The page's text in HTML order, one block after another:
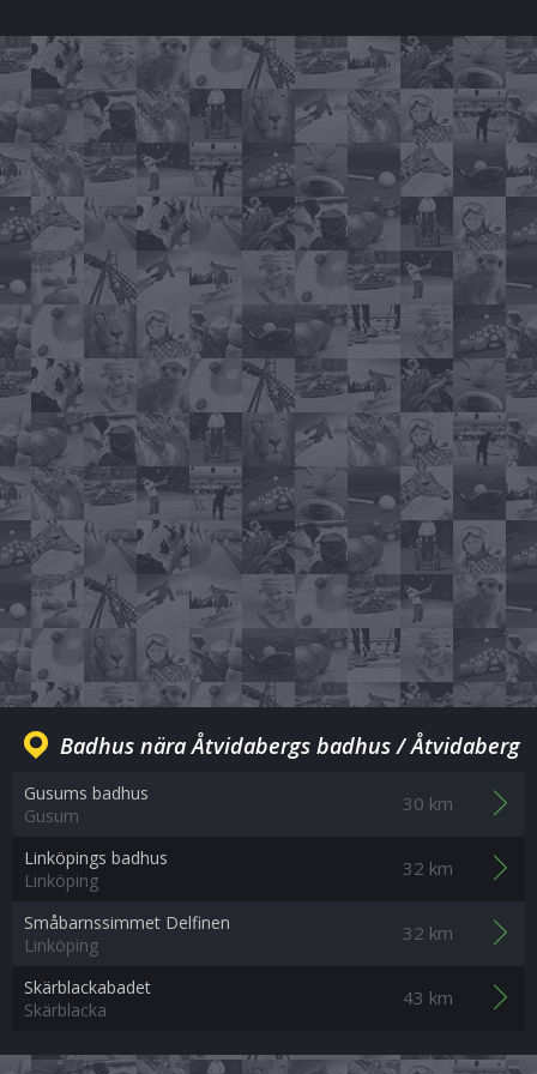
Badhus nära Åtvidabergs badhus / Åtvidaberg
Gusums badhus
Gusum
30 km
Linköpings badhus
Linköping
32 km
Småbarnssimmet Delfinen
Linköping
32 km
Skärblackabadet
Skärblacka
43 km